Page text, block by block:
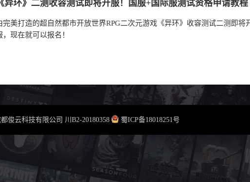
《异环》二测收容测试即将开服！国服+国际服测试资格申请教程
完美打造的超自然都市开放世界RPG二次元游戏《异环》收容测试二测即将
，现在就可以报名！
俊云科技有限公司 川B2-20180358 蜀ICP备18018251号